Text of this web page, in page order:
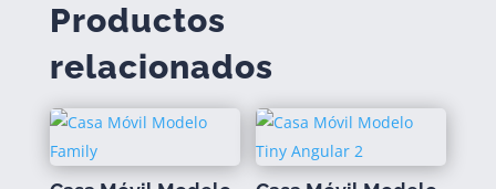
Productos
relacionados